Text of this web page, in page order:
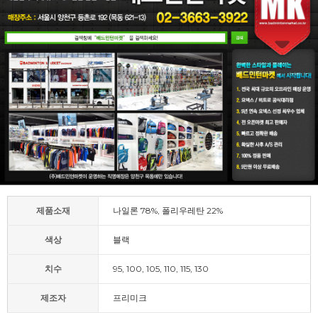
제품소재 나일론 78%, 폴리우레탄 22%
색상 블랙
치수 95, 100, 105, 110, 115, 130
제조자 프리미크